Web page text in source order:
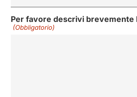
Per favore descrivi brevemente
(Obbligatorio)